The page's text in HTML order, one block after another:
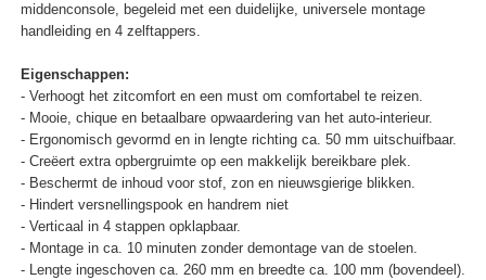
middenconsole, begeleid met een duidelijke, universele montage
handleiding en 4 zelftappers.
Eigenschappen:
- Verhoogt het zitcomfort en een must om comfortabel te reizen.
- Mooie, chique en betaalbare opwaardering van het auto-interieur.
- Ergonomisch gevormd en in lengte richting ca. 50 mm uitschuifbaar.
- Creëert extra opbergruimte op een makkelijk bereikbare plek.
- Beschermt de inhoud voor stof, zon en nieuwsgierige blikken.
- Hindert versnellingspook en handrem niet
- Verticaal in 4 stappen opklapbaar.
- Montage in ca. 10 minuten zonder demontage van de stoelen.
- Lengte ingeschoven ca. 260 mm en breedte ca. 100 mm (bovendeel).